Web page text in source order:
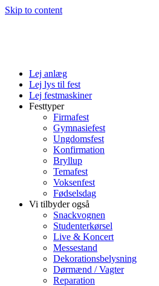
Skip to content
Lej anlæg
Lej lys til fest
Lej festmaskiner
Festtyper
Firmafest
Gymnasiefest
Ungdomsfest
Konfirmation
Bryllup
Temafest
Voksenfest
Fødselsdag
Vi tilbyder også
Snackvognen
Studenterkørsel
Live & Koncert
Messestand
Dekorationsbelysning
Dørmænd / Vagter
Reparation